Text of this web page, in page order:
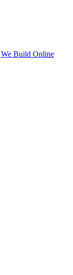
We Build Online